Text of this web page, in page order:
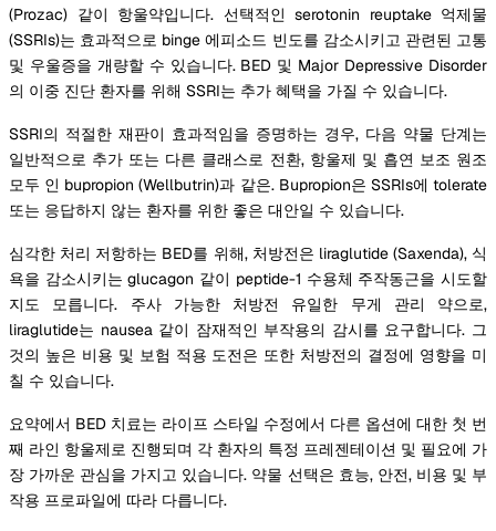
(Prozac) 같이 항울약입니다. 선택적인 serotonin reuptake 억제물
(SSRIs)는 효과적으로 binge 에피소드 빈도를 감소시키고 관련된 고통
및 우울증을 개량할 수 있습니다. BED 및 Major Depressive Disorder
의 이중 진단 환자를 위해 SSRI는 추가 혜택을 가질 수 있습니다.
SSRI의 적절한 재판이 효과적임을 증명하는 경우, 다음 약물 단계는
일반적으로 추가 또는 다른 클래스로 전환, 항울제 및 흡연 보조 원조
모두 인 bupropion (Wellbutrin)과 같은. Bupropion은 SSRIs에 tolerate
또는 응답하지 않는 환자를 위한 좋은 대안일 수 있습니다.
심각한 처리 저항하는 BED를 위해, 처방전은 liraglutide (Saxenda), 식
욕을 감소시키는 glucagon 같이 peptide-1 수용체 주작동근을 시도할
지도 모릅니다. 주사 가능한 처방전 유일한 무게 관리 약으로,
liraglutide는 nausea 같이 잠재적인 부작용의 감시를 요구합니다. 그
것의 높은 비용 및 보험 적용 도전은 또한 처방전의 결정에 영향을 미
칠 수 있습니다.
요약에서 BED 치료는 라이프 스타일 수정에서 다른 옵션에 대한 첫 번
째 라인 항울제로 진행되며 각 환자의 특정 프레젠테이션 및 필요에 가
장 가까운 관심을 가지고 있습니다. 약물 선택은 효능, 안전, 비용 및 부
작용 프로파일에 따라 다릅니다.